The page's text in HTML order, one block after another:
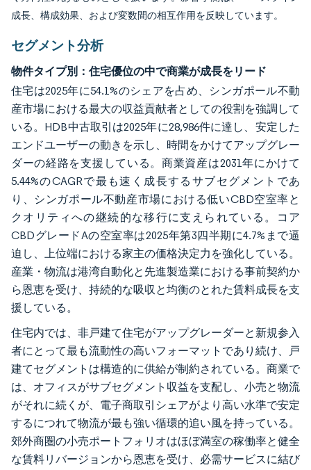
成長、構成効果、および変数間の相互作用を反映しています。
セグメント分析
物件タイプ別：住宅優位の中で商業が成長をリード
住宅は2025年に54.1%のシェアを占め、シンガポール不動
産市場における最大の収益貢献者としての役割を強調して
いる。HDB中古取引は2025年に28,986件に達し、安定した
エンドユーザーの動きを示し、時間をかけてアップグレー
ダーの経路を支援している。商業資産は2031年にかけて
5.44%のCAGRで最も速く成長するサブセグメントであ
り、シンガポール不動産市場における低いCBD空室率と
クオリティへの継続的な移行に支えられている。コア
CBDグレードAの空室率は2025年第3四半期に4.7%まで逼
迫し、上位端における家主の価格決定力を強化している。
産業・物流は港湾自動化と先進製造業における事前契約か
ら恩恵を受け、持続的な吸収と均衡のとれた賃料成長を支
援している。
住宅内では、非戸建て住宅がアップグレーダーと新規参入
者にとって最も流動性の高いフォーマットであり続け、戸
建てセグメントは構造的に供給が制約されている。商業で
は、オフィスがサブセグメント収益を支配し、小売と物流
がそれに続くが、電子商取引シェアがより高い水準で安定
するにつれて物流が最も強い循環的追い風を持っている。
郊外商圏の小売ポートフォリオはほぼ満室の稼働率と健全
な賃料リバージョンから恩恵を受け、必需サービスに結び